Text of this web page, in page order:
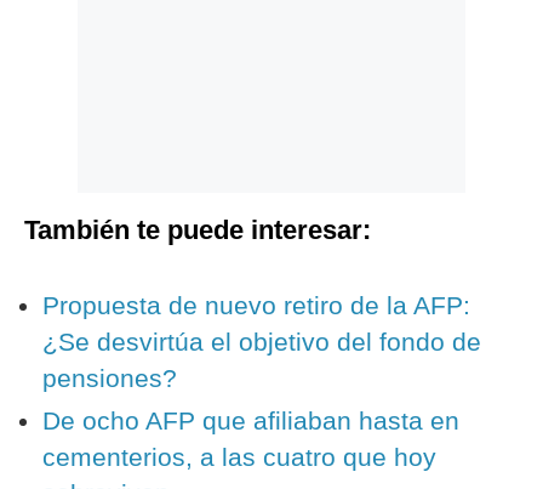
También te puede interesar:
Propuesta de nuevo retiro de la AFP:
¿Se desvirtúa el objetivo del fondo de
pensiones?
De ocho AFP que afiliaban hasta en
cementerios, a las cuatro que hoy